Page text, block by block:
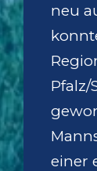
neu
Pfalz/
einer